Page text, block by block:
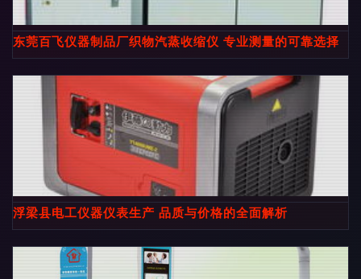
东莞百飞仪器制品厂织物汽蒸收缩仪 专业测量的可靠选择
浮梁县电工仪器仪表生产 品质与价格的全面解析